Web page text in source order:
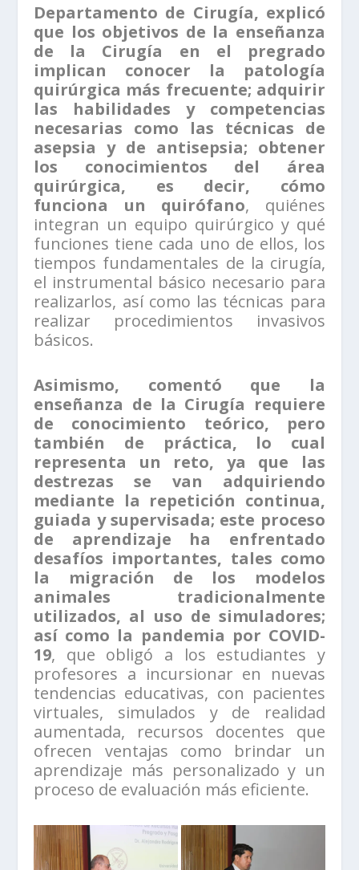
Departamento de Cirugía, explicó
que los objetivos de la enseñanza
de la Cirugía en el pregrado
implican conocer la patología
quirúrgica más frecuente; adquirir
las habilidades y competencias
necesarias como las técnicas de
asepsia y de antisepsia; obtener
los conocimientos del área
quirúrgica, es decir, cómo
funciona un quirófano, quiénes
integran un equipo quirúrgico y qué
funciones tiene cada uno de ellos, los
tiempos fundamentales de la cirugía,
el instrumental básico necesario para
realizarlos, así como las técnicas para
realizar procedimientos invasivos
básicos.
Asimismo, comentó que la
enseñanza de la Cirugía requiere
de conocimiento teórico, pero
también de práctica, lo cual
representa un reto, ya que las
destrezas se van adquiriendo
mediante la repetición continua,
guiada y supervisada; este proceso
de aprendizaje ha enfrentado
desafíos importantes, tales como
la migración de los modelos
animales tradicionalmente
utilizados, al uso de simuladores;
así como la pandemia por COVID-
19, que obligó a los estudiantes y
profesores a incursionar en nuevas
tendencias educativas, con pacientes
virtuales, simulados y de realidad
aumentada, recursos docentes que
ofrecen ventajas como brindar un
aprendizaje más personalizado y un
proceso de evaluación más eficiente.